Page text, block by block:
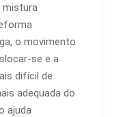
mistura
o movimento
se e a
difícil de
adequada do
ajuda